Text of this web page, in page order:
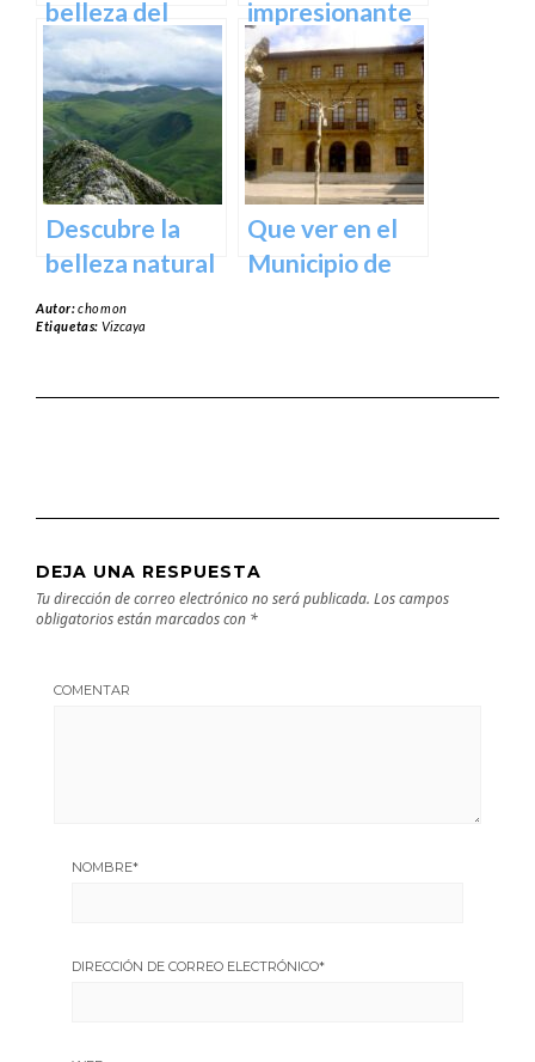
belleza del
Santuario de
Arantzazu en
Guipuzcoa –
Guía turística y
cultural
impresionante
arte natural del
Bosque de Oma
en Vizcaya
Descubre la
belleza natural
del Parque
Natural de
próxima
Que ver en el
Municipio de
Autor:chomon
Etiquetas: Vizcaya
DEJA UNA RESPUESTA
Tu dirección de correo electrónico no será publicada. Los campos
obligatorios están marcados con *
COMENTAR
NOMBRE*
DIRECCIÓN DE CORREO ELECTRÓNICO*